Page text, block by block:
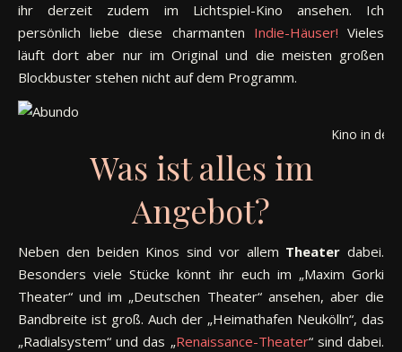
ihr derzeit zudem im Lichtspiel-Kino ansehen. Ich
persönlich liebe diese charmanten Indie-Häuser! Vieles
läuft dort aber nur im Original und die meisten großen
Blockbuster stehen nicht auf dem Programm.
Kino in den
Was ist alles im
Angebot?
Neben den beiden Kinos sind vor allem Theater dabei.
Besonders viele Stücke könnt ihr euch im „Maxim Gorki
Theater“ und im „Deutschen Theater“ ansehen, aber die
Bandbreite ist groß. Auch der „Heimathafen Neukölln“, das
„Radialsystem“ und das „Renaissance-Theater“ sind dabei.